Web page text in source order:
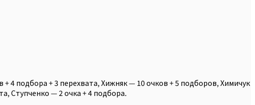
4 подбора + 3 перехвата, Хижняк — 10 очков + 5 подборов, Химичук
Ступченко — 2 очка + 4 подбора.